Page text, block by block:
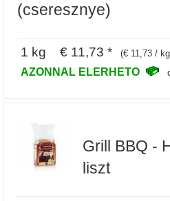
(cseresznye)
1 kg € 11,73 * (€ 11,73 /
AZONNAL ELERHETO
Grill BBQ -
liszt